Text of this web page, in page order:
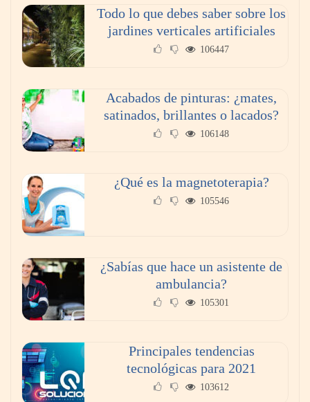
transición a la jornada de 40 horas? Guía
InfoBlock
Reforestando con el Corazón regresa a Sierra
La cartera vencida hipotecaria aumenta al
doble de velocidad que la cartera sana en
Todo lo que debes saber sobre los
jardines verticales artificiales
106447
Acabados de pinturas: ¿mates,
satinados, brillantes o lacados?
106148
¿Qué es la magnetoterapia?
105546
¿Sabías que hace un asistente de
ambulancia?
105301
Principales tendencias
tecnológicas para 2021
103612